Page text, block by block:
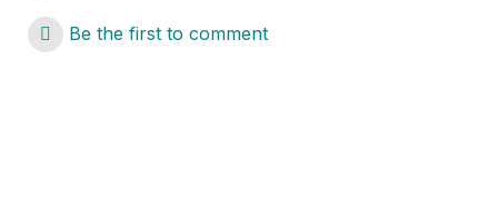
Be the first to comment